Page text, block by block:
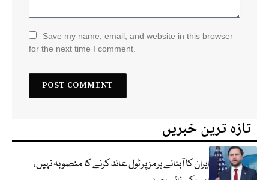
Save my name, email, and website in this browser
for the next time I comment.
تازہ ترین خبریں
ایران کا آبنائے ہرمز پر ٹول عائد کرنے کا منصوبہ نہیں،